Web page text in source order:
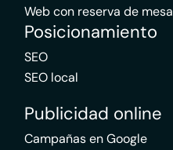
Web con reserva de mesa
Posicionamiento
SEO
SEO local
Publicidad online
Campañas en Google